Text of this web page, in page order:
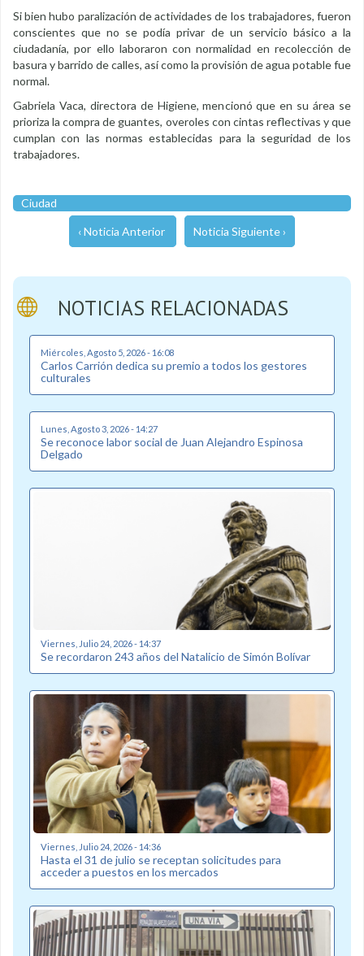
Si bien hubo paralización de actividades de los trabajadores, fueron
conscientes que no se podía privar de un servicio básico a la
ciudadanía, por ello laboraron con normalidad en recolección de
basura y barrido de calles, así como la provisión de agua potable fue
normal.
Gabriela Vaca, directora de Higiene, mencionó que en su área se
prioriza la compra de guantes, overoles con cintas reflectivas y que
cumplan con las normas establecidas para la seguridad de los
trabajadores.
Ciudad
‹ Noticia Anterior Noticia Siguiente ›
NOTICIAS RELACIONADAS
Miércoles, Agosto 5, 2026 - 16:08
Carlos Carrión dedica su premio a todos los gestores
culturales
Lunes, Agosto 3, 2026 - 14:27
Se reconoce labor social de Juan Alejandro Espinosa
Delgado
Viernes, Julio 24, 2026 - 14:37
Se recordaron 243 años del Natalicio de Simón Bolívar
Viernes, Julio 24, 2026 - 14:36
Hasta el 31 de julio se receptan solicitudes para
acceder a puestos en los mercados